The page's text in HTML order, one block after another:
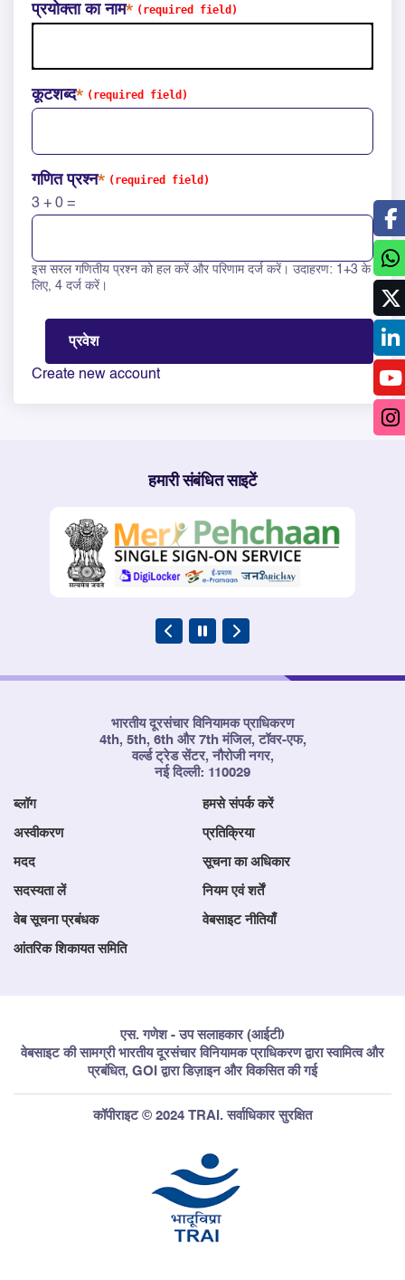
प्रयोक्ता का नाम
कूटशब्द
गणित प्रश्न
3 + 0 =
Solve this math question: 3 + 0 =
इस सरल गणितीय प्रश्न को हल करें और परिणाम दर्ज करें। उदाहरण: 1+3 के
लिए, 4 दर्ज करें।
Create new account
हमारी संबंधित साइटें
भारतीय दूरसंचार विनियामक प्राधिकरण
4th, 5th, 6th और 7th मंजिल, टॉवर-एफ,
वर्ल्ड ट्रेड सेंटर, नौरोजी नगर,
नई दिल्ली: 110029
ब्लॉग हमसे संपर्क करें
अस्वीकरण प्रतिक्रिया
मदद सूचना का अधिकार
सदस्यता लें नियम एवं शर्तें
वेब सूचना प्रबंधक वेबसाइट नीतियाँ
आंतरिक शिकायत समिति
एस. गणेश - उप सलाहकार (आईटी)
वेबसाइट की सामग्री भारतीय दूरसंचार विनियामक प्राधिकरण द्वारा स्वामित्व और
प्रबंधित, GOI द्वारा डिज़ाइन और विकसित की गई
कॉपीराइट © 2024 TRAI. सर्वाधिकार सुरक्षित